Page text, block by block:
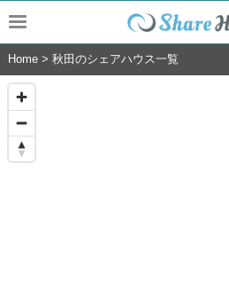
Home > 秋田のシェアハウス一覧